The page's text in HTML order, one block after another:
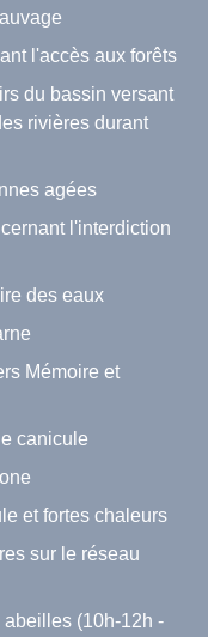
l'accès aux forêts
du bassin versant
rivières durant
agées
l'interdiction
des eaux
Mémoire et
canicule
et fortes chaleurs
sur le réseau
abeilles (10h-12h -